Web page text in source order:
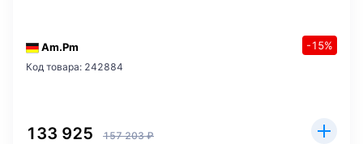
Am.Pm -15%
Код товара: 242884
133 925 157 203 ₽